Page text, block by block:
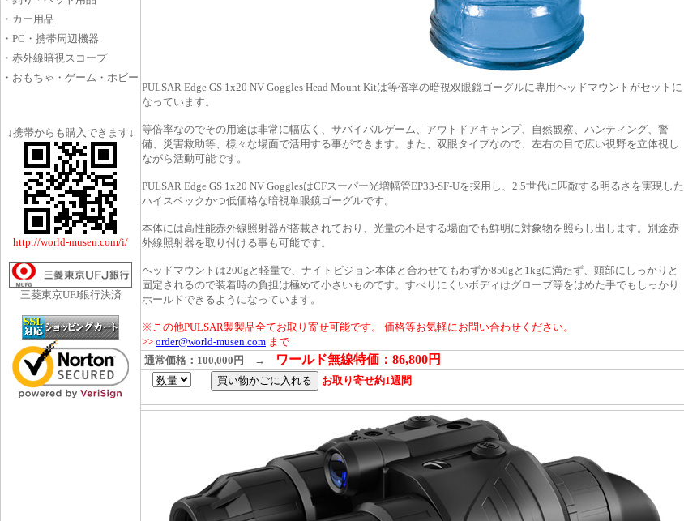
PULSAR Edge GS 1x20 NV Goggles Head Mount Kitは等倍率の暗視双眼鏡ゴーグルに専用ヘッドマウントがセットに
なっています。
等倍率なのでその用途は非常に幅広く、サバイバルゲーム、アウトドアキャンプ、自然観察、ハンティング、警
備、災害救助等、様々な場面で活用する事ができます。また、双眼タイプなので、左右の目で広い視野を立体視し
ながら活動可能です。
PULSAR Edge GS 1x20 NV GogglesはCFスーパー光増幅管EP33-SF-Uを採用し、2.5世代に匹敵する明るさを実現した
ハイスペックかつ低価格な暗視単眼鏡ゴーグルです。
本体には高性能赤外線照射器が搭載されており、光量の不足する場面でも鮮明に対象物を照らし出します。別途赤
外線照射器を取り付ける事も可能です。
ヘッドマウントは200gと軽量で、ナイトビジョン本体と合わせてもわずか850gと1kgに満たず、頭部にしっかりと
固定されるので装着時の負担は極めて小さいものです。すべりにくいボディはグローブ等をはめた手でもしっかり
ホールドできるようになっています。
※この他PULSAR製製品全てお取り寄せ可能です。 価格等お気軽にお問い合わせください。
>> order@world-musen.com まで
通常価格：100,000円
→ ワールド無線特価：86,800円
お取り寄せ約1週間